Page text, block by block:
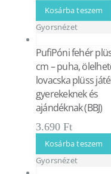
Kosárba teszem
Gyorsnézet
PufiPóni fehér
cm – puha,
lovacska plüss
gyerekeknek és
ajándéknak (BBJ)
3.690 Ft
Kosárba teszem
Gyorsnézet